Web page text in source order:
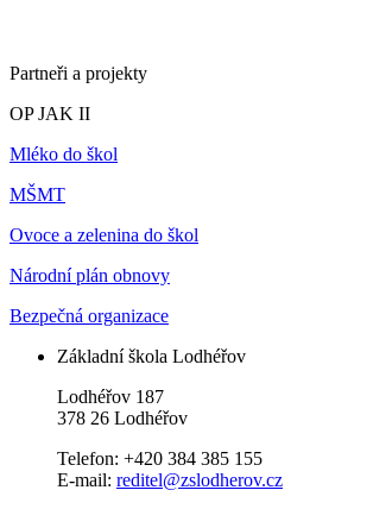
Partneři a projekty
OP JAK II
Mléko do škol
MŠMT
Ovoce a zelenina do škol
Národní plán obnovy
Bezpečná organizace
Základní škola Lodhéřov
Lodhéřov 187
378 26 Lodhéřov
Telefon: +420 384 385 155
E-mail: reditel@zslodherov.cz